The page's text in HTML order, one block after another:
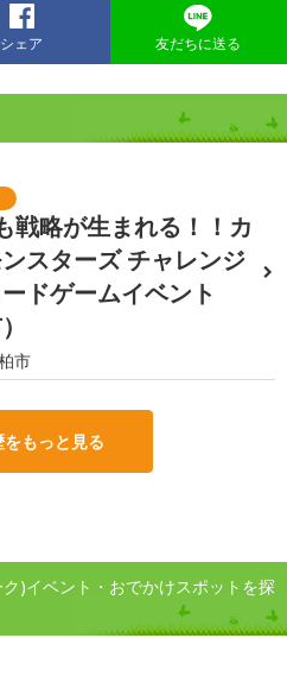
シェア 友だちに送る
戦略が生まれる！！カ
スターズ チャレンジ
ドゲームイベント
市
もっと見る
)イベント・おでかけスポットを探